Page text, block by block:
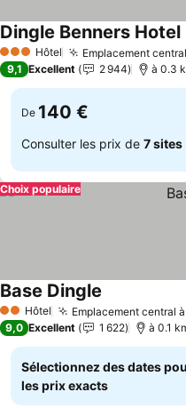
3 ÉtoilesHôtel Emplacement
Dingle Benners Hotel
9,1 Excellent 2 944 à 0.3
De 140 €
Consulter les prix de 7 sites
Choix populaire
2 Étoiles
Hôtel Emplacement central
Base Dingle
9,0 Excellent 1 622 à 0.1
Sélectionnez des dates
les prix exacts